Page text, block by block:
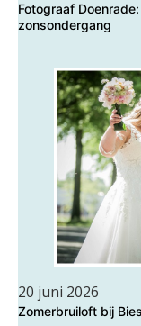
Fotograaf
zonsondergang
20 juni 2026
Zomerbruiloft bij